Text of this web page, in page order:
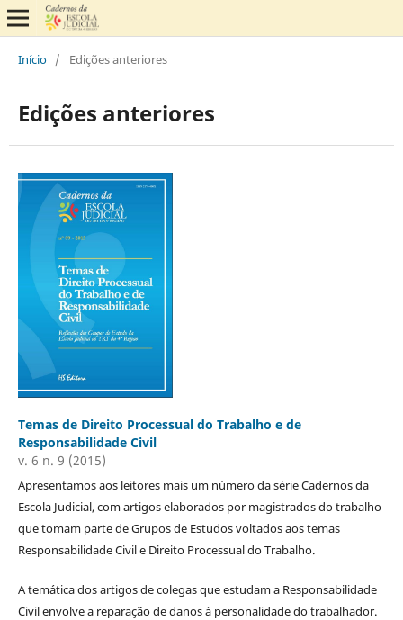
Início / Edições anteriores
Edições anteriores
Temas de Direito Processual do Trabalho e de
Responsabilidade Civil
v. 6 n. 9 (2015)
Apresentamos aos leitores mais um número da série Cadernos da
Escola Judicial, com artigos elaborados por magistrados do trabalho
que tomam parte de Grupos de Estudos voltados aos temas
Responsabilidade Civil e Direito Processual do Trabalho.
A temática dos artigos de colegas que estudam a Responsabilidade
Civil envolve a reparação de danos à personalidade do trabalhador.